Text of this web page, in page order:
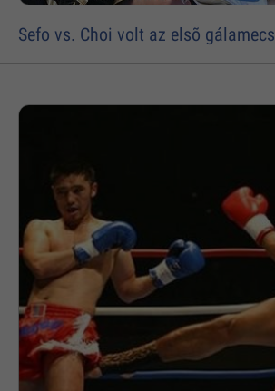
Sefo vs. Choi volt az elsõ gálamecs